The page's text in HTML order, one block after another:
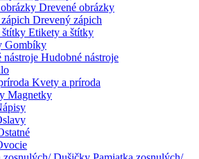
Drevené obrázky
Drevený zápich
Etikety a štítky
Gombíky
Hudobné nástroje
Kvety a príroda
Magnetky